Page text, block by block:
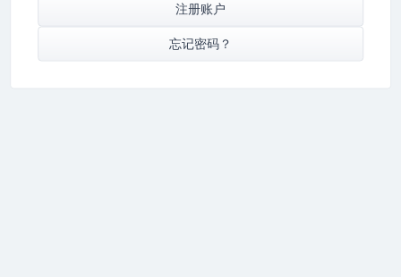
注册账户
忘记密码？